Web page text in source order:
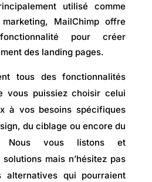
utilisé comme
marketing, MailChimp offre
pour créer
des landing pages.
tous des fonctionnalités
vous puissiez choisir celui
à vos besoins spécifiques
du ciblage ou encore du
Nous vous listons et
mais n’hésitez pas
alternatives qui pourraient